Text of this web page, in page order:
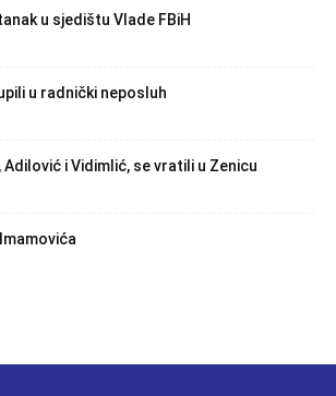
u sjedištu Vlade FBiH
u radnički neposluh
Adilović i Vidimlić, se vratili u Zenicu